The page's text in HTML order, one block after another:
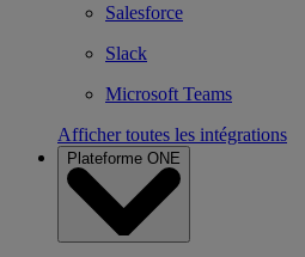
Salesforce
Slack
Microsoft Teams
Afficher toutes les intégrations
Plateforme ONE